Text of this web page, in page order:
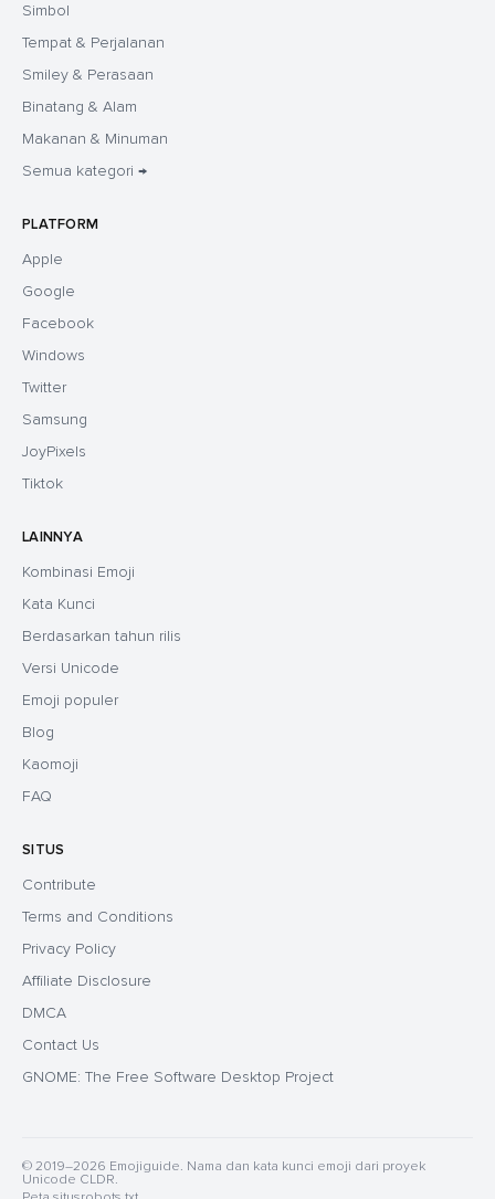
Simbol
Tempat & Perjalanan
Smiley & Perasaan
Binatang & Alam
Makanan & Minuman
Semua kategori →
PLATFORM
Apple
Google
Facebook
Windows
Twitter
Samsung
JoyPixels
Tiktok
LAINNYA
Kombinasi Emoji
Kata Kunci
Berdasarkan tahun rilis
Versi Unicode
Emoji populer
Blog
Kaomoji
FAQ
SITUS
Contribute
Terms and Conditions
Privacy Policy
Affiliate Disclosure
DMCA
Contact Us
GNOME: The Free Software Desktop Project
© 2019–2026 Emojiguide. Nama dan kata kunci emoji dari proyek
Unicode CLDR.